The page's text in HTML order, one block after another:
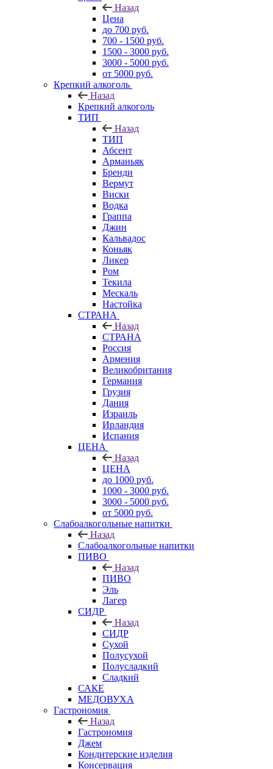
Назад
Цена
до 700 руб.
700 - 1500 руб.
1500 - 3000 руб.
3000 - 5000 руб.
от 5000 руб.
Крепкий алкоголь
Назад
Крепкий алкоголь
ТИП
Назад
ТИП
Абсент
Арманьяк
Бренди
Вермут
Виски
Водка
Граппа
Джин
Кальвадос
Коньяк
Ликер
Ром
Текила
Мескаль
Настойка
СТРАНА
Назад
СТРАНА
Россия
Армения
Великобритания
Германия
Грузия
Дания
Израиль
Ирландия
Испания
ЦЕНА
Назад
ЦЕНА
до 1000 руб.
1000 - 3000 руб.
3000 - 5000 руб.
от 5000 руб.
Слабоалкогольные напитки
Назад
Слабоалкогольные напитки
ПИВО
Назад
ПИВО
Эль
Лагер
СИДР
Назад
СИДР
Сухой
Полусухой
Полусладкий
Сладкий
САКЕ
МЕДОВУХА
Гастрономия
Назад
Гастрономия
Джем
Кондитерские изделия
Консервация